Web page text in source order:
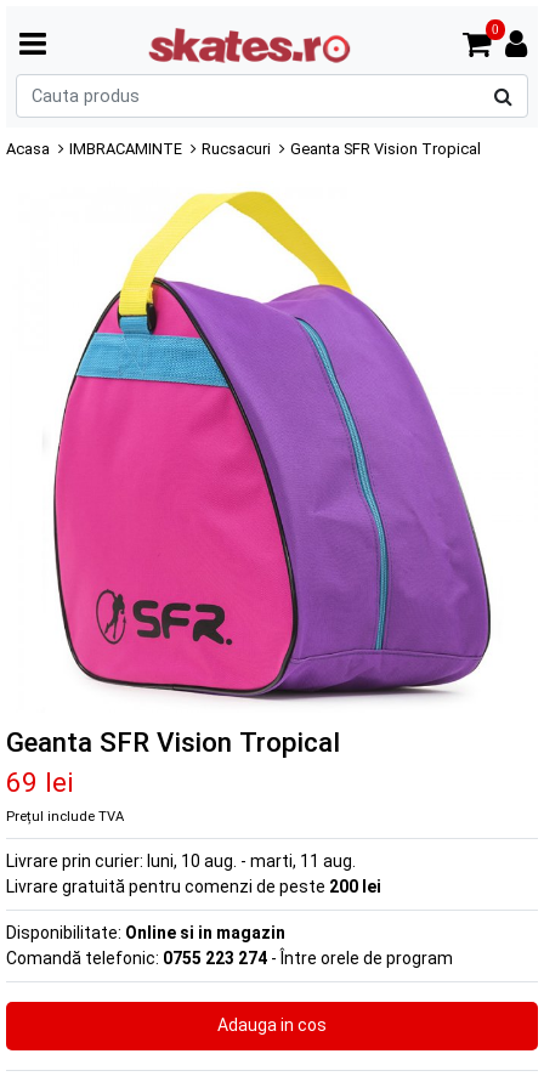
0
Acasa IMBRACAMINTE Rucsacuri Geanta SFR Vision Tropical
Geanta SFR Vision Tropical
69 lei
Prețul include TVA
Livrare prin curier: luni, 10 aug. - marti, 11 aug.
Livrare gratuită pentru comenzi de peste 200 lei
Disponibilitate: Online si in magazin
Comandă telefonic: 0755 223 274 - Între orele de program